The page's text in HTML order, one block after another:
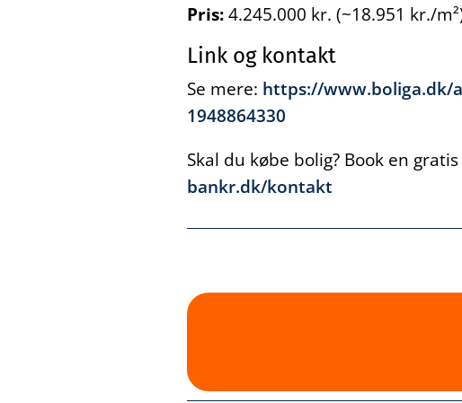
Pris:4.245.000 kr. (~18.951 kr./
Link og kontakt
Se mere: https://www.boliga.dk/
1948864330
Skal du købe bolig? Book en
bankr.dk/kontakt